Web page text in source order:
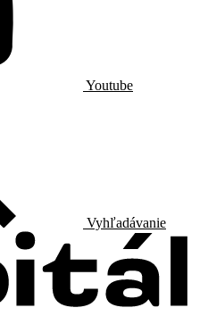
Youtube
Vyhľadávanie